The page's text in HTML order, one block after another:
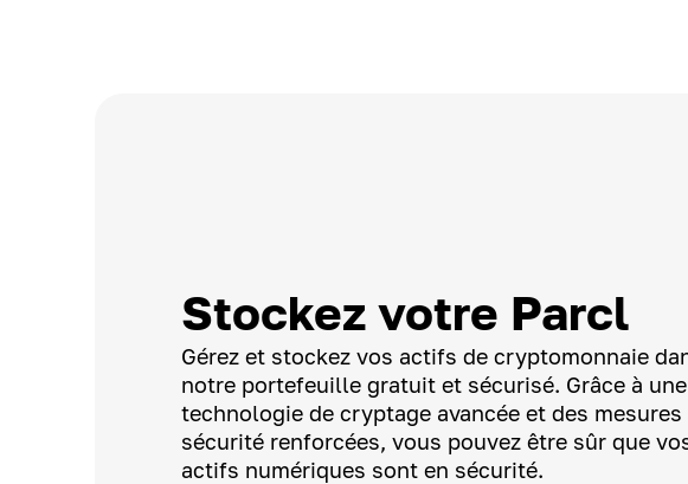
Stockez votre Parcl
Gérez et stockez vos actifs de cryptomonnaie
notre portefeuille gratuit et sécurisé. Grâce à une
technologie de cryptage avancée et des mesures
sécurité renforcées, vous pouvez être sûr que
actifs numériques sont en sécurité.